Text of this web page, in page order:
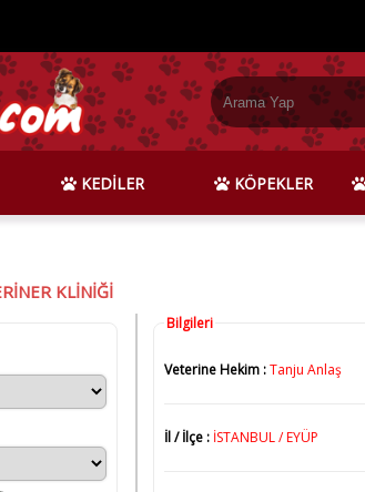
KEDİLER KÖPEKLER
KLİNİĞİ
Bilgileri
Veterine Hekim :Tanju Anlaş
İl / İlçe : İSTANBUL / EYÜP